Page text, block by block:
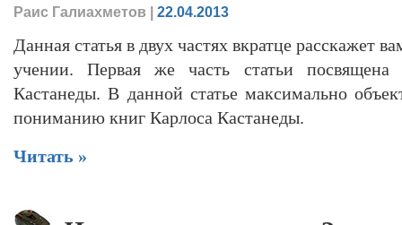
Раис Галиахметов 22.04.2013
Данная статья в двух частях вкратце расскажет
учении. Первая же часть статьи посвящена
Кастанеды. В данной статье максимально
пониманию книг Карлоса Кастанеды.
Читать »